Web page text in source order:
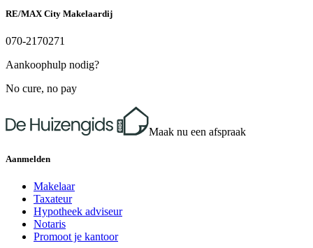
RE/MAX City Makelaardij
070-2170271
Aankoophulp nodig?
No cure, no pay
Maak nu een afspraak
Aanmelden
Makelaar
Taxateur
Hypotheek adviseur
Notaris
Promoot je kantoor